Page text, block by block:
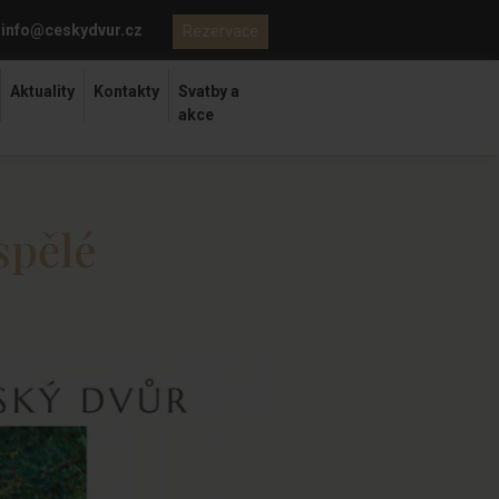
info@ceskydvur.cz Rezervace
Aktuality Kontakty
Svatby a
akce